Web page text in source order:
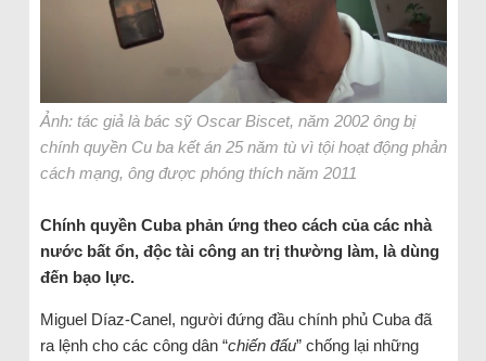
Ảnh: tác giả là bác sỹ Oscar Biscet, năm 2002 ông bị
chính quyền Cu ba kết án 25 năm tù vì tội hoạt động phản
cách mạng, ông được phóng thích năm 2011
Chính quyền Cuba phản ứng theo cách của các nhà
nước bất ổn, độc tài công an trị thường làm, là dùng
đến bạo lực.
Miguel Díaz-Canel, người đứng đầu chính phủ Cuba đã
ra lệnh cho các công dân “chiến đấu” chống lại những